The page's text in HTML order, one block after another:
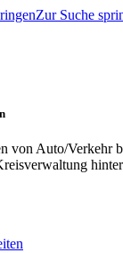
Zur Suche
von Auto/Verkehr